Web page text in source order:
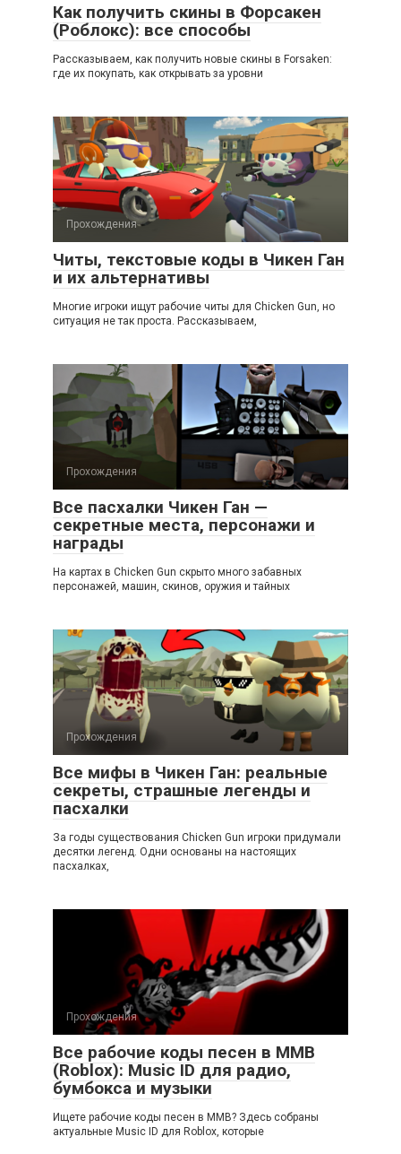
Как получить скины в Форсакен
(Роблокс): все способы
Рассказываем, как получить новые скины в Forsaken:
где их покупать, как открывать за уровни
Прохождения
Читы, текстовые коды в Чикен Ган
и их альтернативы
Многие игроки ищут рабочие читы для Chicken Gun, но
ситуация не так проста. Рассказываем,
Прохождения
Все пасхалки Чикен Ган —
секретные места, персонажи и
награды
На картах в Chicken Gun скрыто много забавных
персонажей, машин, скинов, оружия и тайных
Прохождения
Все мифы в Чикен Ган: реальные
секреты, страшные легенды и
пасхалки
За годы существования Chicken Gun игроки придумали
десятки легенд. Одни основаны на настоящих
пасхалках,
Прохождения
Все рабочие коды песен в ММВ
(Roblox): Music ID для радио,
бумбокса и музыки
Ищете рабочие коды песен в ММВ? Здесь собраны
актуальные Music ID для Roblox, которые